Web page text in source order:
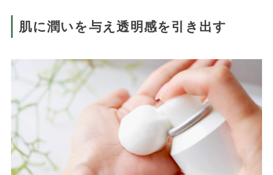
肌に潤いを与え透明感を引き出す